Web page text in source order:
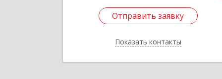
Отправить заявку
Показать контакты
Подробнее